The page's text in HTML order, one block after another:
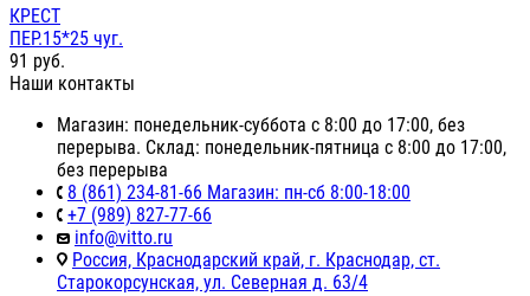
КРЕСТ
ПЕР.15*25 чуг.
91 руб.
Наши контакты
Магазин: понедельник-суббота с 8:00 до 17:00, без
перерыва. Склад: понедельник-пятница с 8:00 до 17:00,
без перерыва
8 (861) 234-81-66 Магазин: пн-сб 8:00-18:00
+7 (989) 827-77-66
info@vitto.ru
Россия, Краснодарский край, г. Краснодар, ст.
Старокорсунская, ул. Северная д. 63/4